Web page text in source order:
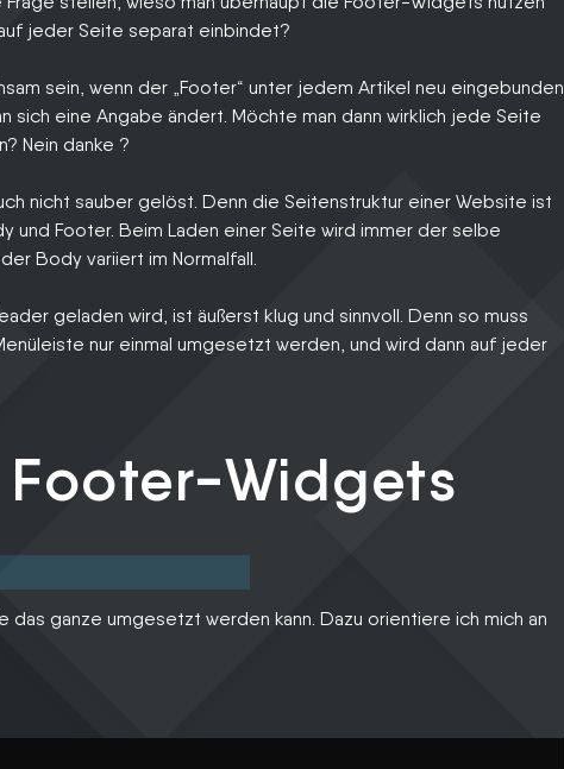
jeder Seite separat einbindet?
sein, wenn der „Footer“ unter jedem Artikel neu eingebunden
sich eine Angabe ändert. Möchte man dann wirklich jede Seite
Nein danke ?
nicht sauber gelöst. Denn die Seitenstruktur einer Website ist
und Footer. Beim Laden einer Seite wird immer der selbe
Body variiert im Normalfall.
geladen wird, ist äußerst klug und sinnvoll. Denn so muss
nur einmal umgesetzt werden, und wird dann auf jeder
Footer-Widgets
das ganze umgesetzt werden kann. Dazu orientiere ich mich an